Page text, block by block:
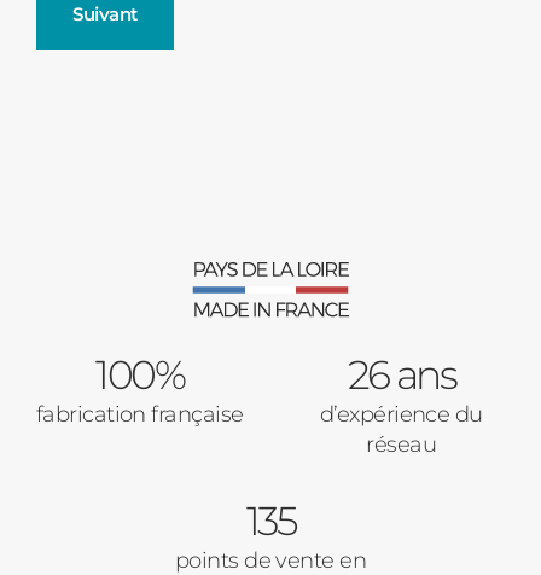
Suivant
Verrière intérieures
Baies Vitrées
Volets Roulants
Pavillon
100%
fabrication française
26 ans
d’expérience du
réseau
135
points de vente en